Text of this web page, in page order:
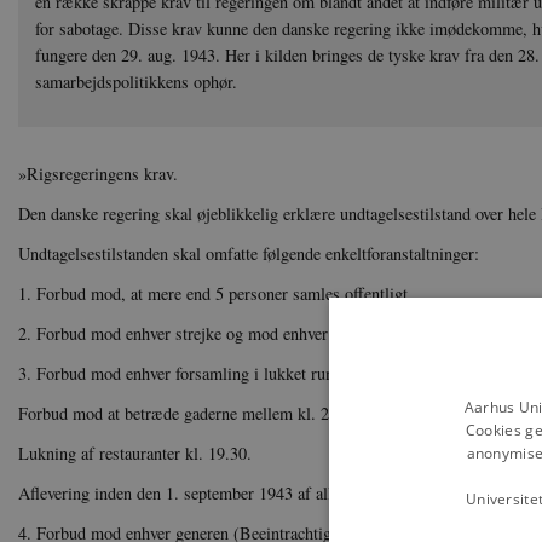
for sabotage. Disse krav kunne den danske regering ikke imødekomme,
fungere den 29. aug. 1943. Her i kilden bringes de tyske krav fra den
samarbejdspolitikkens ophør.
»Rigsregeringens krav.
Den danske regering skal øjeblikkelig erklære undtagelsestilstand over hele
Undtagelsestilstanden skal omfatte følgende enkeltforanstaltninger:
1. Forbud mod, at mere end 5 personer samles offentligt.
2. Forbud mod enhver strejke og mod enhver understøttelse af strejkende.
3. Forbud mod enhver forsamling i lukket rum eller under åben himmel.
Forbud mod at betræde gaderne mellem kl. 20.30 og kl. 5.30.
Lukning af restauranter kl. 19.30.
Aflevering inden den 1. september 1943 af alle endnu forhåndenværende
4. Forbud mod enhver generen (Beeintrachtigung) af danske statsborgere på
Aarhus
Cookies